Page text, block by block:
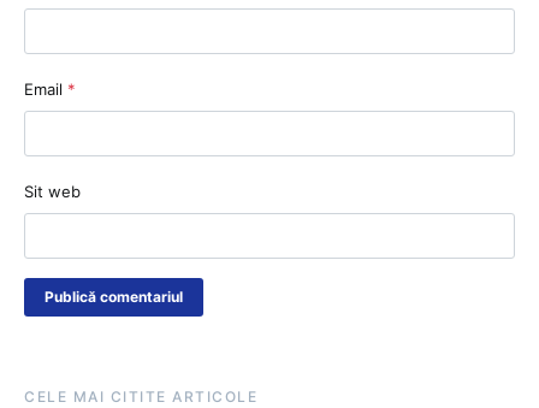
Email *
Sit web
CELE MAI CITITE ARTICOLE